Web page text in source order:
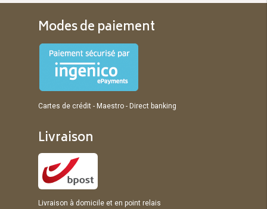
Modes de paiement
Cartes de crédit - Maestro - Direct banking
Livraison
Livraison à domicile et en point relais